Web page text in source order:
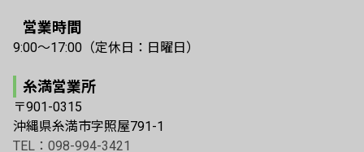
営業時間
9:00〜17:00（定休日：日曜日）
糸満営業所
〒901-0315
沖縄県糸満市字照屋791-1
TEL：098-994-3421